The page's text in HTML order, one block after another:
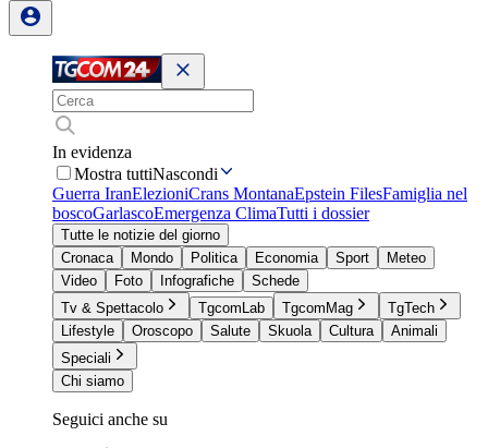
In evidenza
Mostra tuttiNascondi
Guerra IranElezioniCrans MontanaEpstein FilesFamiglia nel
boscoGarlascoEmergenza ClimaTutti i dossier
Tutte le notizie del giorno
Cronaca
Mondo Politica Economia Sport
Meteo
Video
Foto Infografiche
Schede
Tv & Spettacolo
TgcomLab TgcomMag
TgTech
Lifestyle
Oroscopo Salute Skuola Cultura
Animali
Speciali
Chi siamo
Seguici anche su